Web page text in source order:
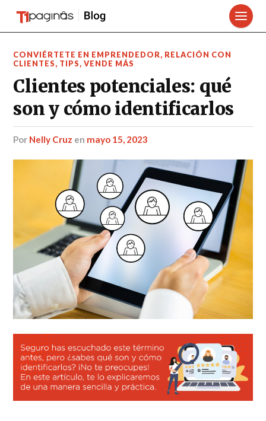
CONVIÉRTETE EN EMPRENDEDOR, RELACIÓN CON
CLIENTES, TIPS,VENDE MÁS
Clientes potenciales: qué
son y cómo identificarlos
por Nelly Cruz en mayo 15, 2023